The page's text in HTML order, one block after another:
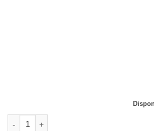
Barriera Chimica KEMIBARRIER